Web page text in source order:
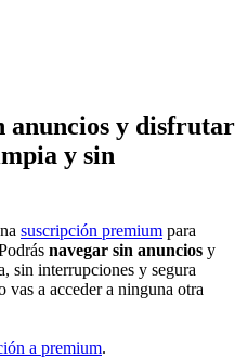
anuncios y disfrutar
y sin
suscripción premium para
navegar sin anuncios y
sin interrupciones y segura
vas a acceder a ninguna otra
a premium.